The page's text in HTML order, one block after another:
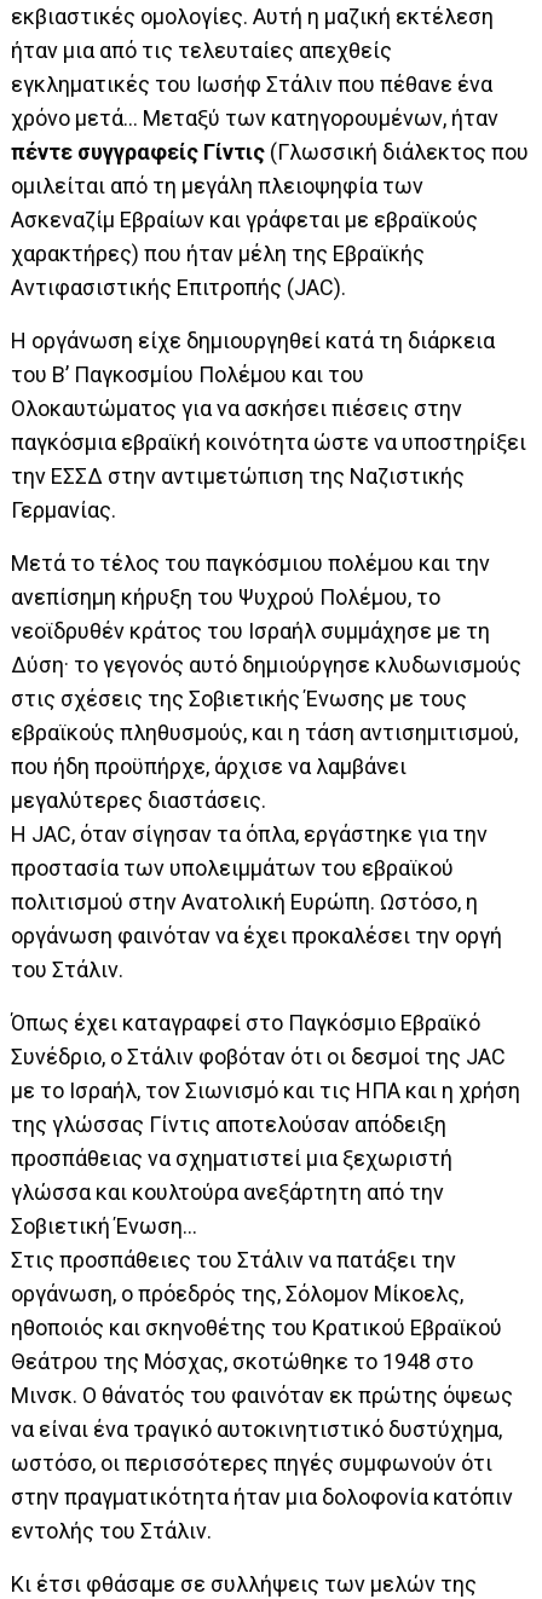
εκβιαστικές ομολογίες. Aυτή η μαζική εκτέλεση
ήταν μια από τις τελευταίες απεχθείς
εγκληματικές του Ιωσήφ Στάλιν που πέθανε ένα
χρόνο μετά… Μεταξύ των κατηγορουμένων, ήταν
πέντε συγγραφείς Γίντις (Γλωσσική διάλεκτος που
ομιλείται από τη μεγάλη πλειοψηφία των
Ασκεναζίμ Εβραίων και γράφεται με εβραϊκούς
χαρακτήρες) που ήταν μέλη της Εβραϊκής
Αντιφασιστικής Επιτροπής (JAC).
Η οργάνωση είχε δημιουργηθεί κατά τη διάρκεια
του Β’ Παγκοσμίου Πολέμου και του
Ολοκαυτώματος για να ασκήσει πιέσεις στην
παγκόσμια εβραϊκή κοινότητα ώστε να υποστηρίξει
την ΕΣΣΔ στην αντιμετώπιση της Ναζιστικής
Γερμανίας.
Μετά το τέλος του παγκόσμιου πολέμου και την
ανεπίσημη κήρυξη του Ψυχρού Πολέμου, το
νεοϊδρυθέν κράτος του Ισραήλ συμμάχησε με τη
Δύση· το γεγονός αυτό δημιούργησε κλυδωνισμούς
στις σχέσεις της Σοβιετικής Ένωσης με τους
εβραϊκούς πληθυσμούς, και η τάση αντισημιτισμού,
που ήδη προϋπήρχε, άρχισε να λαμβάνει
μεγαλύτερες διαστάσεις.
Η JAC, όταν σίγησαν τα όπλα, εργάστηκε για την
προστασία των υπολειμμάτων του εβραϊκού
πολιτισμού στην Ανατολική Ευρώπη. Ωστόσο, η
οργάνωση φαινόταν να έχει προκαλέσει την οργή
του Στάλιν.
Όπως έχει καταγραφεί στο Παγκόσμιο Εβραϊκό
Συνέδριο, ο Στάλιν φοβόταν ότι οι δεσμοί της JAC
με το Ισραήλ, τον Σιωνισμό και τις ΗΠΑ και η χρήση
της γλώσσας Γίντις αποτελούσαν απόδειξη
προσπάθειας να σχηματιστεί μια ξεχωριστή
γλώσσα και κουλτούρα ανεξάρτητη από την
Σοβιετική Ένωση…
Στις προσπάθειες του Στάλιν να πατάξει την
οργάνωση, ο πρόεδρός της, Σόλομον Μίκοελς,
ηθοποιός και σκηνοθέτης του Κρατικού Εβραϊκού
Θεάτρου της Μόσχας, σκοτώθηκε το 1948 στο
Μινσκ. Ο θάνατός του φαινόταν εκ πρώτης όψεως
να είναι ένα τραγικό αυτοκινητιστικό δυστύχημα,
ωστόσο, οι περισσότερες πηγές συμφωνούν ότι
στην πραγματικότητα ήταν μια δολοφονία κατόπιν
εντολής του Στάλιν.
Κι έτσι φθάσαμε σε συλλήψεις των μελών της